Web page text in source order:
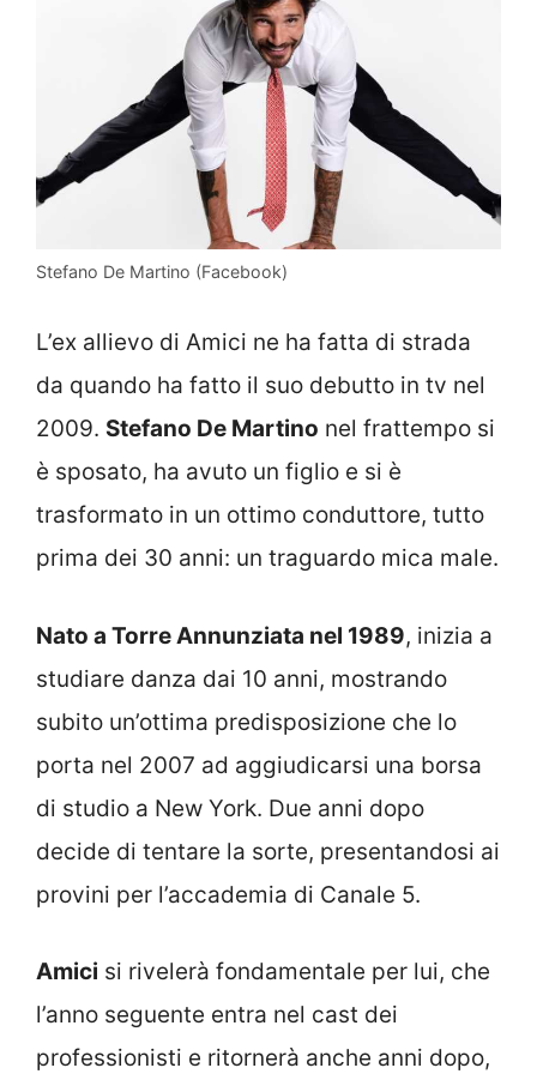
Stefano De Martino (Facebook)
L’ex allievo di Amici ne ha fatta di strada
da quando ha fatto il suo debutto in tv nel
2009. Stefano De Martino nel frattempo si
è sposato, ha avuto un figlio e si è
trasformato in un ottimo conduttore, tutto
prima dei 30 anni: un traguardo mica male.
Nato a Torre Annunziata nel 1989, inizia a
studiare danza dai 10 anni, mostrando
subito un’ottima predisposizione che lo
porta nel 2007 ad aggiudicarsi una borsa
di studio a New York. Due anni dopo
decide di tentare la sorte, presentandosi ai
provini per l’accademia di Canale 5.
Amici si rivelerà fondamentale per lui, che
l’anno seguente entra nel cast dei
professionisti e ritornerà anche anni dopo,